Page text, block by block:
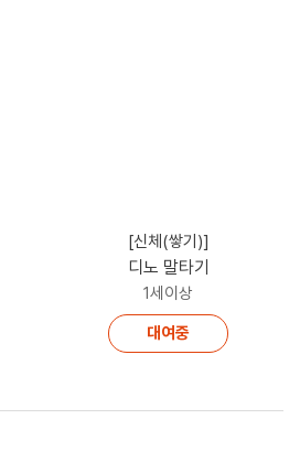
[신체(쌓기)]
디노 말타기
1세이상
대여중